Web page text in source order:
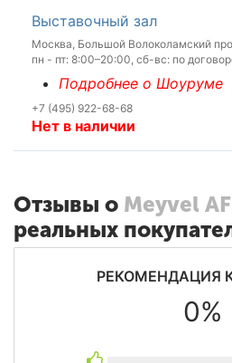
Выставочный зал
Москва, Большой Волоколамский
пн - пт: 8:00–20:00, сб-вс: по
Подробнее о Шоуруме
+7 (495) 922-68-68
Нет в наличии
Отзывы о Meyvel
реальных
РЕКОМЕНДАЦИЯ
0%